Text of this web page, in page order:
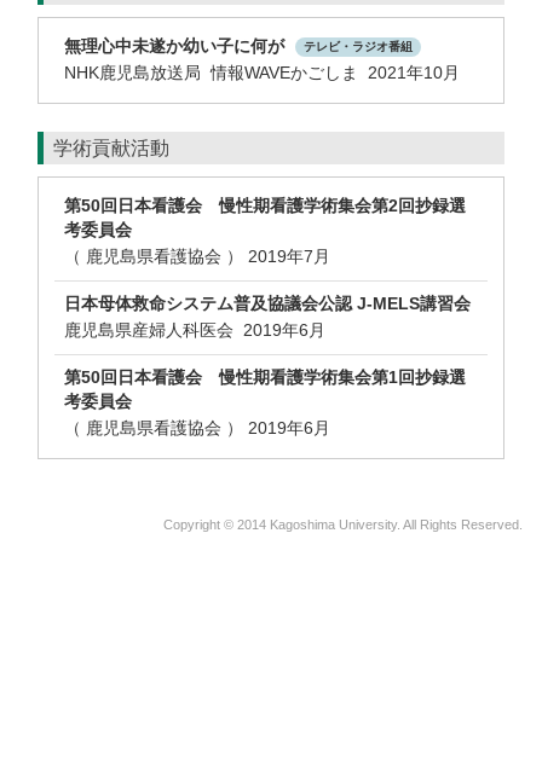
無理心中未遂か幼い子に何が テレビ・ラジオ番組
NHK鹿児島放送局 情報WAVEかごしま 2021年10月
学術貢献活動
第50回日本看護会 慢性期看護学術集会第2回抄録選
考委員会
（ 鹿児島県看護協会 ） 2019年7月
日本母体救命システム普及協議会公認 J-MELS講習会
鹿児島県産婦人科医会 2019年6月
第50回日本看護会 慢性期看護学術集会第1回抄録選
考委員会
（ 鹿児島県看護協会 ） 2019年6月
Copyright © 2014 Kagoshima University. All Rights Reserved.